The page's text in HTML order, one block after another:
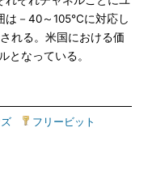
は－40～105℃に対応し
れる。米国における価
となっている。
フリービット